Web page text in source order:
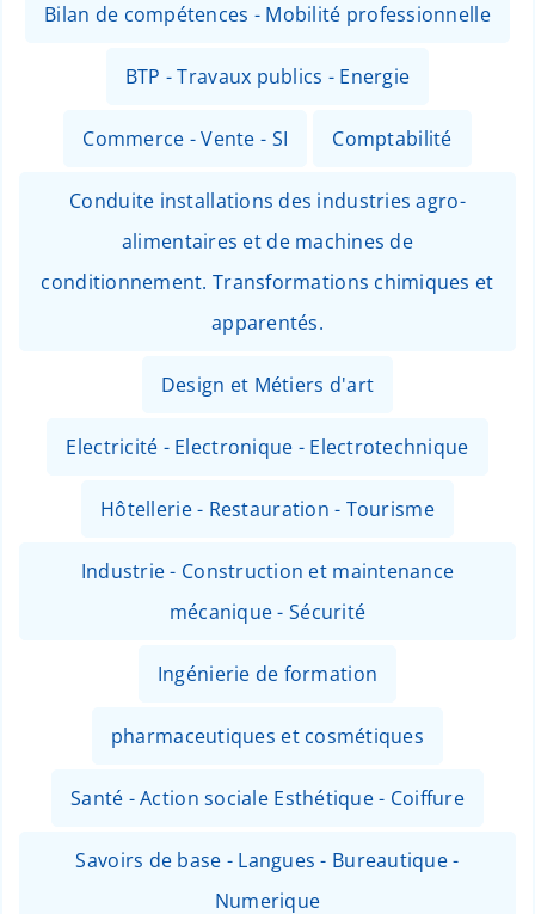
Bilan de compétences - Mobilité professionnelle
BTP - Travaux publics - Energie
Commerce - Vente - SI Comptabilité
Conduite installations des industries agro-
alimentaires et de machines de
conditionnement. Transformations chimiques et
apparentés.
Design et Métiers d'art
Electricité - Electronique - Electrotechnique
Hôtellerie - Restauration - Tourisme
Industrie - Construction et maintenance
mécanique - Sécurité
Ingénierie de formation
pharmaceutiques et cosmétiques
Santé - Action sociale Esthétique - Coiffure
Savoirs de base - Langues - Bureautique -
Numerique